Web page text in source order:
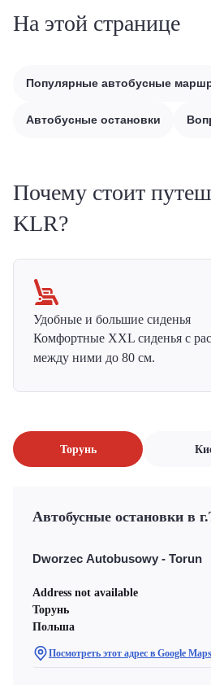
На этой странице
Популярные автобусные
Автобусные остановки
Почему стоит
KLR?
Удобные и большие сиденья
Комфортные XXL сиденья с
между ними до 80 см.
Торунь
Автобусные остановки в
Dworzec Autobusowy - Torun
Address not available
Торунь
Польша
Посмотреть этот адрес в Google Maps